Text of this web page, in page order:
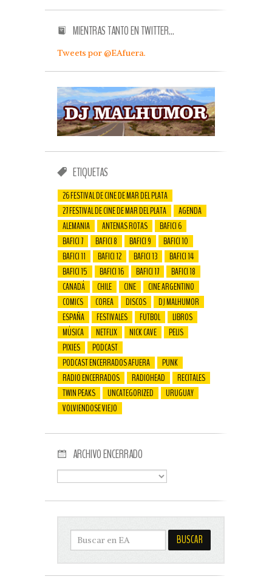
MIENTRAS TANTO EN TWITTER…
Tweets por @EAfuera.
ETIQUETAS
26 FESTIVAL DE CINE DE MAR DEL PLATA
27 FESTIVAL DE CINE DE MAR DEL PLATA
AGENDA
ALEMANIA
ANTENAS ROTAS
BAFICI 6
BAFICI 7
BAFICI 8 BAFICI 9
BAFICI 10
BAFICI 11
BAFICI 12 BAFICI 13
BAFICI 14
BAFICI 15
BAFICI 16 BAFICI 17
BAFICI 18
CANADÁ
CHILE CINE
CINE ARGENTINO
COMICS
COREA DISCOS
DJ MALHUMOR
ESPAÑA
FESTIVALES FUTBOL
LIBROS
MÚSICA
NETFLIX NICK CAVE
PELIS
PIXIES
PODCAST
PODCAST ENCERRADOS AFUERA
PUNK
RADIO ENCERRADOS
RADIOHEAD
RECITALES
TWIN PEAKS
UNCATEGORIZED
URUGUAY
VOLVIENDOSE VIEJO
ARCHIVO ENCERRADO